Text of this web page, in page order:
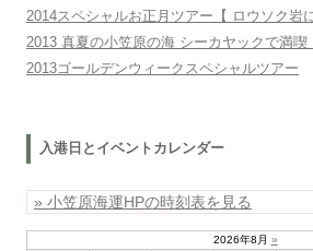
2014スペシャルお正月ツアー【 ロウソク岩
2013 真夏の小笠原の海 シーカヤックで満喫
2013ゴールデンウィークスペシャルツアー
入港日とイベントカレンダー
» 小笠原海運HPの時刻表を見る
2026年8月 »